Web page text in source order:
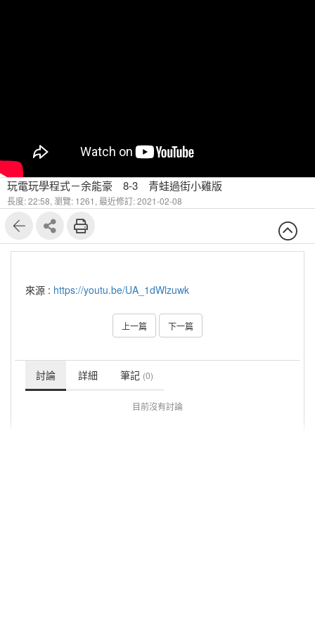
玩電玩學程式－余能豪 8-3 青蛙過街小雞版
長度: 22:58, 瀏覽: 1261, 最近修訂: 2021-02-08
來源 : https://youtu.be/UA_1dWlzuwk
上一篇 下一篇
討論 詳細 筆記 (0)
目前沒有討論